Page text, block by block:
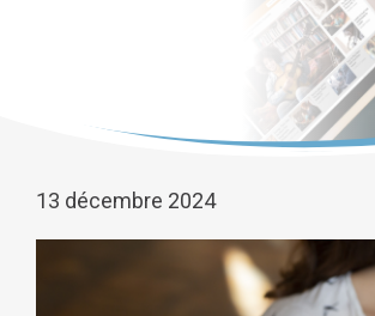
13 décembre 2024